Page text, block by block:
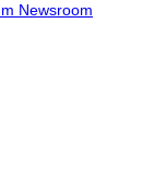
Newsroom